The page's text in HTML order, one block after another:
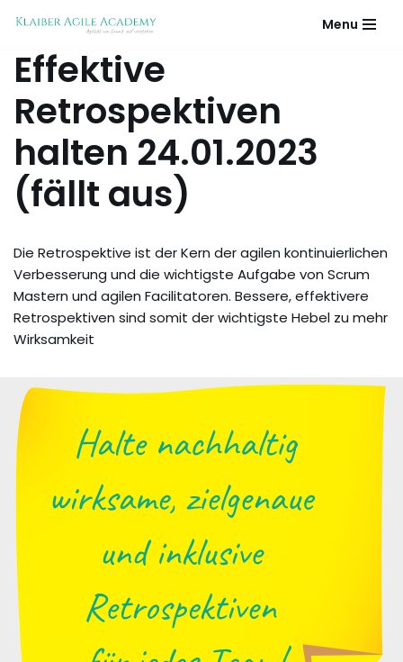
Inhalt
Menu
Effektive
Retrospektiven
halten 24.01.2023
(fällt aus)
Die Retrospektive ist der Kern der agilen kontinuierlichen
Verbesserung und die wichtigste Aufgabe von Scrum
Mastern und agilen Facilitatoren. Bessere, effektivere
Retrospektiven sind somit der wichtigste Hebel zu mehr
Wirksamkeit